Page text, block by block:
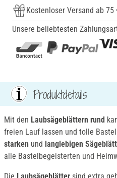
Kostenloser Versand ab 75
Unsere beliebtesten
Produktdetails
Mit den Laubsägeblättern rund
freien Lauf lassen und tolle
starken und langlebigen
alle Bastelbegeisterten und